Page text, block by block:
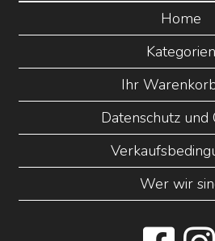
Home
Kategorien
Ihr
Datenschutz und
Wer wir